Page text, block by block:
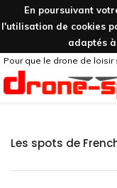
En poursuivant
l'utilisation de cookies
adaptés
Pour que le drone de loisir
Les spots de